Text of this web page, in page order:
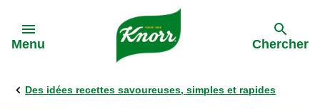
Menu Chercher
Des idées recettes savoureuses, simples et rapides